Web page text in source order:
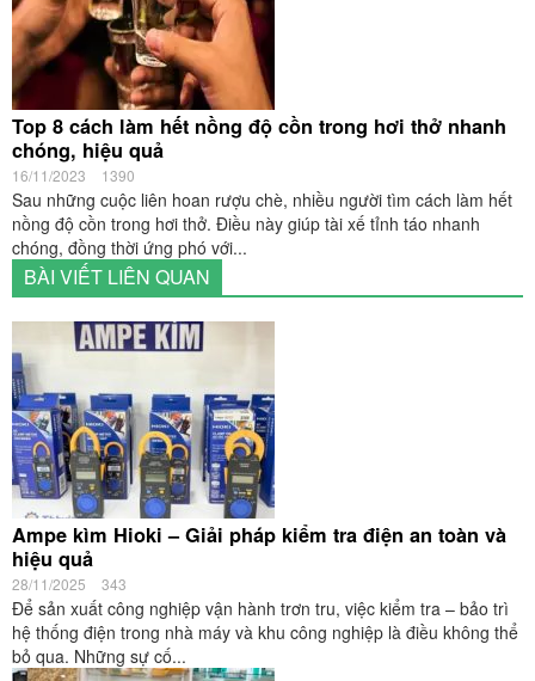
Top 8 cách làm hết nồng độ cồn trong hơi thở nhanh
chóng, hiệu quả
16/11/2023 1390
Sau những cuộc liên hoan rượu chè, nhiều người tìm cách làm hết
nồng độ cồn trong hơi thở. Điều này giúp tài xế tỉnh táo nhanh
chóng, đồng thời ứng phó với...
BÀI VIẾT LIÊN QUAN
Ampe kìm Hioki – Giải pháp kiểm tra điện an toàn và
hiệu quả
28/11/2025 343
Để sản xuất công nghiệp vận hành trơn tru, việc kiểm tra – bảo trì
hệ thống điện trong nhà máy và khu công nghiệp là điều không thể
bỏ qua. Những sự cố...